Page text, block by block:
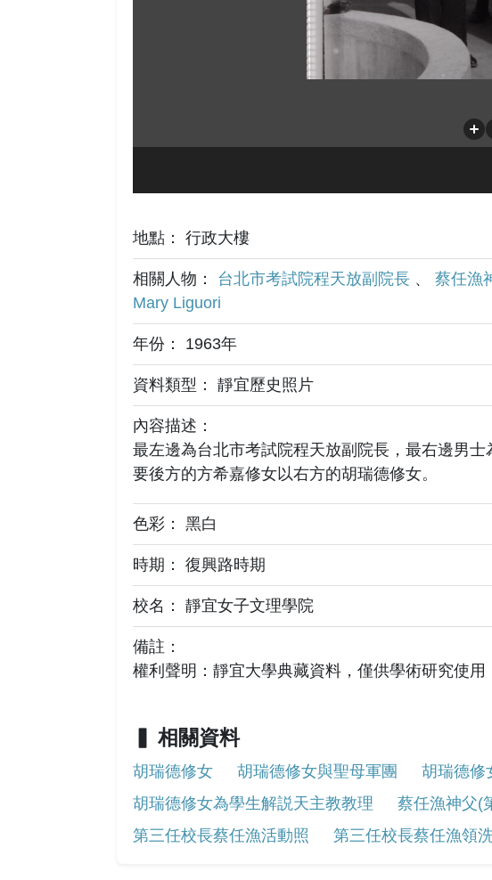
地點： 行政大樓
相關人物： 台北市考試院程天放副院長 、 蔡任漁
Mary Liguori
年份： 1963年
資料類型： 靜宜歷史照片
內容描述：
最左邊為台北市考試院程天放副院長，最右邊男
要後方的方希嘉修女以右方的胡瑞德修女。
色彩： 黑白
時期： 復興路時期
校名： 靜宜女子文理學院
備註：
權利聲明：靜宜大學典藏資料，僅供學術研究使用
相關資料
胡瑞德修女 胡瑞德修女與聖母軍團 胡瑞德修
胡瑞德修女為學生解説天主教教理
蔡任漁神父(
第三任校長蔡任漁活動照
第三任校長蔡任漁領